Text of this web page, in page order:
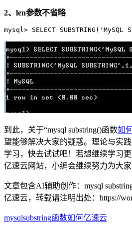
2、len参数不省略
mysql> SELECT SUBSTRING('MySQL
到此，关于“mysql substring()函数如
望能够解决大家的疑惑。理论与实
学习，快去试试吧！若想继续学习
亿速云网站，小编会继续努力为大
文章包含AI辅助创作：mysql
亿速云，转载请注明出处： https://
mysqlsubstring函数如何亿速云